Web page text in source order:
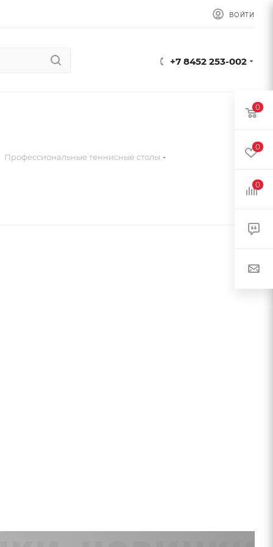
ВОЙТИ
+7 8452 253-002
Профессиональные теннисные столы
0
0
0